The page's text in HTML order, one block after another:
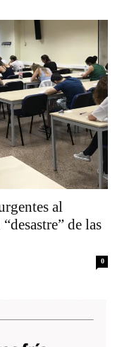
al
de las
0